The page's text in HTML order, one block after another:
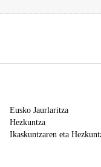
Eusko Jaurlaritza
Hezkuntza
Ikaskuntzaren eta